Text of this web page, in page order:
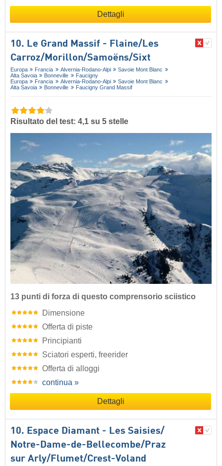
Dettagli
10. Le Grand Massif - Flaine/​Les
Carroz/​Morillon/​Samoëns/​Sixt
Europa Francia Alvernia-Rodano-Alpi
Savoie Mont Blanc
Alta Savoia
Bonneville
Faucigny
Europa
Francia Alvernia-Rodano-Alpi
Savoie Mont Blanc
Alta Savoia
Bonneville Faucigny Grand Massif
Risultato del test: 4,1 su 5 stelle
13 punti di forza di questo comprensorio sciistico
Dimensione
Offerta di piste
Principianti
Sciatori esperti, freerider
Offerta di alloggi
continua »
Dettagli
10. Espace Diamant - Les Saisies/​
Notre-Dame-de-Bellecombe/​Praz
sur Arly/​Flumet/​Crest-Voland